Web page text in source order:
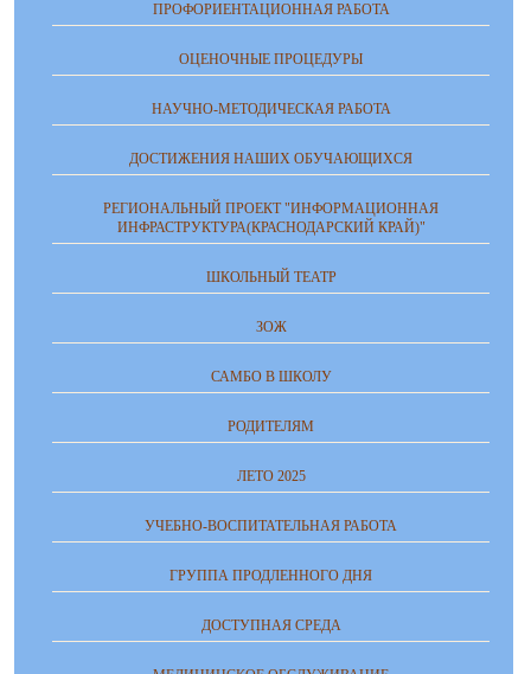
ПРОФОРИЕНТАЦИОННАЯ РАБОТА
ОЦЕНОЧНЫЕ ПРОЦЕДУРЫ
НАУЧНО-МЕТОДИЧЕСКАЯ РАБОТА
ДОСТИЖЕНИЯ НАШИХ ОБУЧАЮЩИХСЯ
РЕГИОНАЛЬНЫЙ ПРОЕКТ "ИНФОРМАЦИОННАЯ
ИНФРАСТРУКТУРА(КРАСНОДАРСКИЙ КРАЙ)"
ШКОЛЬНЫЙ ТЕАТР
ЗОЖ
САМБО В ШКОЛУ
РОДИТЕЛЯМ
ЛЕТО 2025
УЧЕБНО-ВОСПИТАТЕЛЬНАЯ РАБОТА
ГРУППА ПРОДЛЕННОГО ДНЯ
ДОСТУПНАЯ СРЕДА